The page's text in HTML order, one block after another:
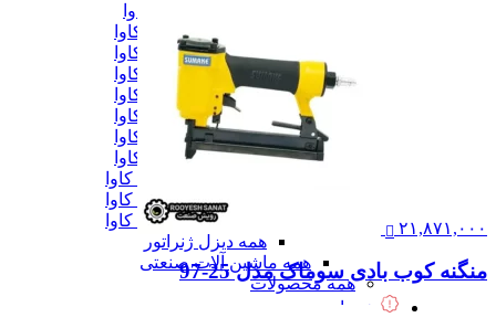
دیزل ژنزاتور 100 کاوا
دیزل ژنراتور 125 کاوا
دیزل ژنراتور 187 کاوا
دیزل ژنزاتور 275 کاوا
دیزل ژنزاتور 300 کاوا
دیزل ژنزاتور 400 کاوا
دیزل ژنزاتور 550 کاوا
دیزل ژنزاتور 1100 کاوا
دیزل ژنزاتور 1400 کاوا
همه دیزل ژنراتور
همه ماشین آلات صنعتی
همه محصولات
خدمات
۲۱,۸۷۱,۰۰۰
منگنه کوب بادی سوماک مدل 25-97